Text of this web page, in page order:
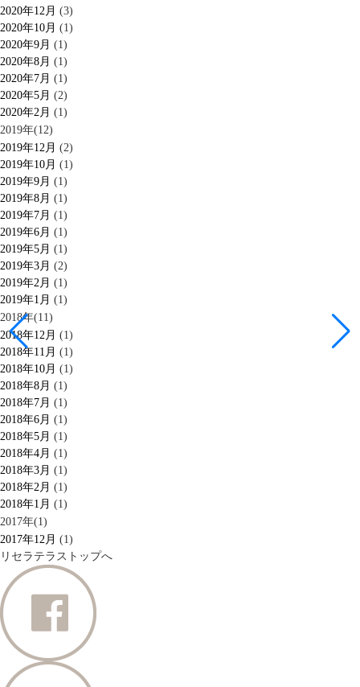
2020年12月 (3)
2020年10月 (1)
2020年9月 (1)
2020年8月 (1)
2020年7月 (1)
2020年5月 (2)
2020年2月 (1)
2019年(12)
2019年12月 (2)
2019年10月 (1)
2019年9月 (1)
2019年8月 (1)
2019年7月 (1)
2019年6月 (1)
2019年5月 (1)
2019年3月 (2)
2019年2月 (1)
2019年1月 (1)
2018年(11)
2018年12月 (1)
2018年11月 (1)
2018年10月 (1)
2018年8月 (1)
2018年7月 (1)
2018年6月 (1)
2018年5月 (1)
2018年4月 (1)
2018年3月 (1)
2018年2月 (1)
2018年1月 (1)
2017年(1)
2017年12月 (1)
リセラテラストップへ